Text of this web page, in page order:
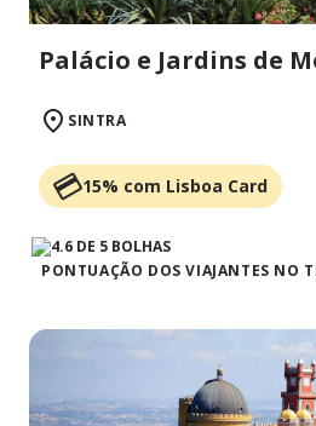
Palácio e Jardins de
SINTRA
15% com Lisboa Card
PONTUAÇÃO DOS VIAJANTES NO